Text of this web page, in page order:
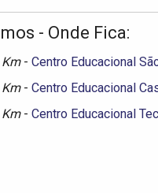
- Onde Fica:
- Centro Educacional
- Centro Educacional
- Centro Educacional